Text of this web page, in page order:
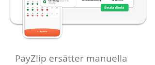
PayZlip ersätter manuella